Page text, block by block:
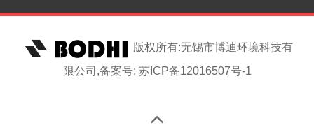
版权所有:无锡市博迪环境科技有
限公司,备案号: 苏ICP备12016507号-1